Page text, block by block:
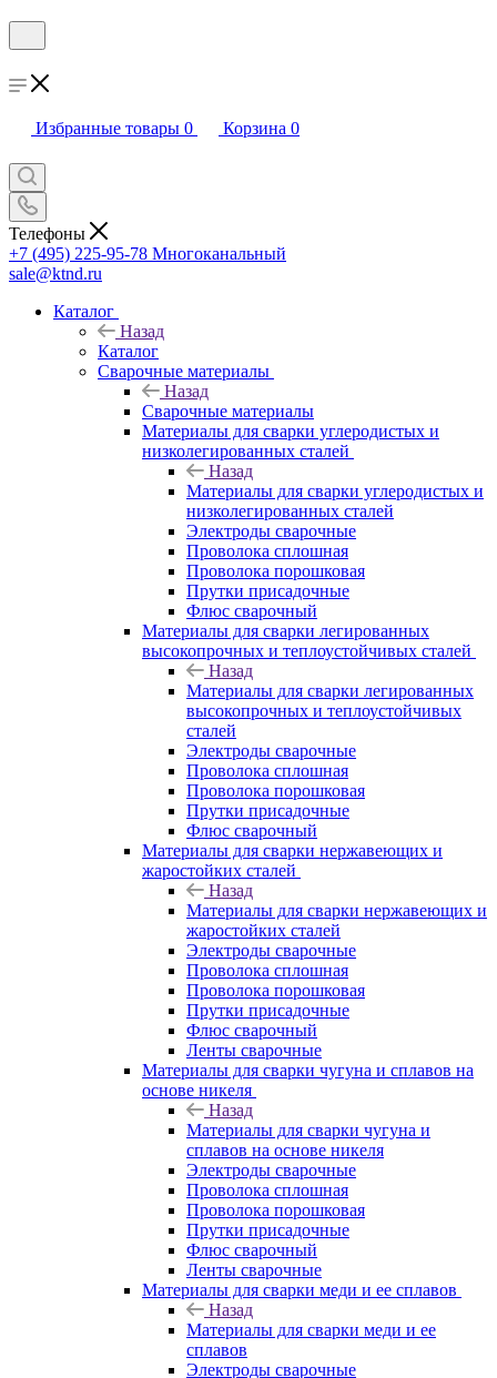
Избранные товары 0 Корзина 0
Телефоны
+7 (495) 225-95-78 Многоканальный
sale@ktnd.ru
Каталог
Назад
Каталог
Сварочные материалы
Назад
Сварочные материалы
Материалы для сварки углеродистых и
низколегированных сталей
Назад
Материалы для сварки углеродистых и
низколегированных сталей
Электроды сварочные
Проволока сплошная
Проволока порошковая
Прутки присадочные
Флюс сварочный
Материалы для сварки легированных
высокопрочных и теплоустойчивых сталей
Назад
Материалы для сварки легированных
высокопрочных и теплоустойчивых
сталей
Электроды сварочные
Проволока сплошная
Проволока порошковая
Прутки присадочные
Флюс сварочный
Материалы для сварки нержавеющих и
жаростойких сталей
Назад
Материалы для сварки нержавеющих и
жаростойких сталей
Электроды сварочные
Проволока сплошная
Проволока порошковая
Прутки присадочные
Флюс сварочный
Ленты сварочные
Материалы для сварки чугуна и сплавов на
основе никеля
Назад
Материалы для сварки чугуна и
сплавов на основе никеля
Электроды сварочные
Проволока сплошная
Проволока порошковая
Прутки присадочные
Флюс сварочный
Ленты сварочные
Материалы для сварки меди и ее сплавов
Назад
Материалы для сварки меди и ее
сплавов
Электроды сварочные